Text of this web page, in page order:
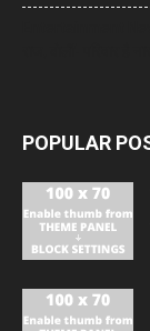
POPULAR